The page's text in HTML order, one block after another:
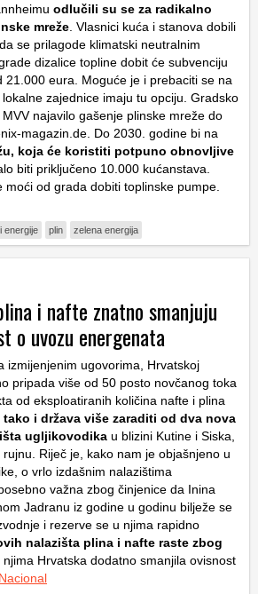
odlučili su se za radikalno
mreže . Vlasnici kuća i stanova dobili
se prilagode klimatski neutralnim
dizalice topline dobit će subvenciju
21.000 eura. Moguće je i prebaciti se na
zajednice imaju tu opciju. Gradsko
najavilo gašenje plinske mreže do
magazin.de. Do 2030. godine bi na
koja će koristiti potpuno obnovljive
biti priključeno 10.000 kućanstava.
od grada dobiti toplinske pumpe.
energije plin zelena energija
i nafte znatno smanjuju
o uvozu energenata
izmijenjenim ugovorima, Hrvatskoj
pripada više od 50 posto novčanog toka
od eksploatiranih količina nafte i plina
tako i država više zaraditi od dva nova
ugljikovodika u blizini Kutine i Siska,
Riječ je, kako nam je objašnjeno u
o vrlo izdašnim nalazištima
važna zbog činjenice da Inina
Jadranu iz godine u godinu bilježe se
i rezerve se u njima rapidno
nalazišta plina i nafte raste zbog
njima Hrvatska dodatno smanjila ovisnost
Nacional